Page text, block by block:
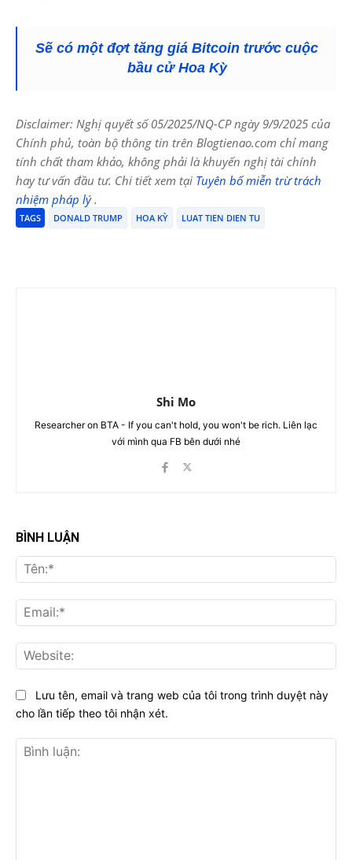
Sẽ có một đợt tăng giá Bitcoin trước cuộc
bầu cử Hoa Kỳ
Disclaimer: Nghị quyết số 05/2025/NQ-CP ngày 9/9/2025 của
Chính phủ, toàn bộ thông tin trên Blogtienao.com chỉ mang
tính chất tham khảo, không phải là khuyến nghị tài chính
hay tư vấn đầu tư. Chi tiết xem tại Tuyên bố miễn trừ trách
nhiệm pháp lý.
TAGS DONALD TRUMP HOA KỲ LUAT TIEN DIEN TU
Shi Mo
Researcher on BTA - If you can't hold, you won't be rich. Liên lạc
với mình qua FB bên dưới nhé
BÌNH LUẬN
Lưu tên, email và trang web của tôi trong trình duyệt này
cho lần tiếp theo tôi nhận xét.